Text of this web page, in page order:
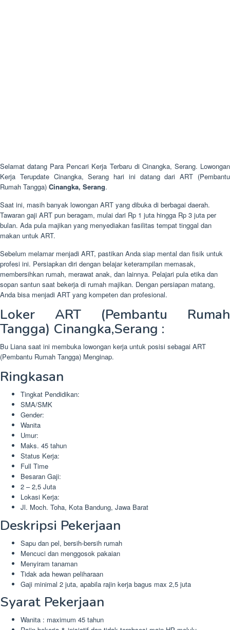
Selamat datang Para Pencari Kerja Terbaru di Cinangka, Serang. Lowongan
Kerja Terupdate Cinangka, Serang hari ini datang dari ART (Pembantu
Rumah Tangga) Cinangka, Serang.
Saat ini, masih banyak lowongan ART yang dibuka di berbagai daerah.
Tawaran gaji ART pun beragam, mulai dari Rp 1 juta hingga Rp 3 juta per
bulan. Ada pula majikan yang menyediakan fasilitas tempat tinggal dan
makan untuk ART.
Sebelum melamar menjadi ART, pastikan Anda siap mental dan fisik untuk
profesi ini. Persiapkan diri dengan belajar keterampilan memasak,
membersihkan rumah, merawat anak, dan lainnya. Pelajari pula etika dan
sopan santun saat bekerja di rumah majikan. Dengan persiapan matang,
Anda bisa menjadi ART yang kompeten dan profesional.
Loker ART (Pembantu Rumah
Tangga) Cinangka,Serang :
Bu Liana saat ini membuka lowongan kerja untuk posisi sebagai ART
(Pembantu Rumah Tangga) Menginap.
Ringkasan
Tingkat Pendidikan:
SMA/SMK
Gender:
Wanita
Umur:
Maks. 45 tahun
Status Kerja:
Full Time
Besaran Gaji:
2 – 2,5 Juta
Lokasi Kerja:
Jl. Moch. Toha, Kota Bandung, Jawa Barat
Deskripsi Pekerjaan
Sapu dan pel, bersih-bersih rumah
Mencuci dan menggosok pakaian
Menyiram tanaman
Tidak ada hewan peliharaan
Gaji minimal 2 juta, apabila rajin kerja bagus max 2,5 juta
Syarat Pekerjaan
Wanita : maximum 45 tahun